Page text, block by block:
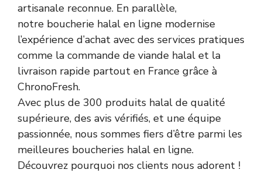
artisanale reconnue. En parallèle,
notre boucherie halal en ligne modernise
l’expérience d’achat avec des services pratiques
comme la commande de viande halal et la
livraison rapide partout en France grâce à
ChronoFresh.
Avec plus de 300 produits halal de qualité
supérieure, des avis vérifiés, et une équipe
passionnée, nous sommes fiers d’être parmi les
meilleures boucheries halal en ligne.
Découvrez pourquoi nos clients nous adorent !